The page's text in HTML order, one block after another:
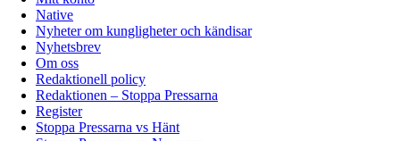
Native
Nyheter om kungligheter och kändisar
Nyhetsbrev
Om oss
Redaktionell policy
Redaktionen – Stoppa Pressarna
Register
Stoppa Pressarna vs Hänt